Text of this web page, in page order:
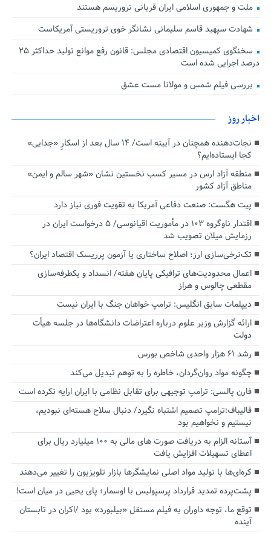
ملت و جمهوری اسلامی ایران قربانی تروریسم هستند
شهادت سپهبد قاسم سلیمانی نشانگر خوی تروریستی آمریکاست
سخنگوی کمیسیون اقتصادی مجلس: قانون رفع موانع تولید حداکثر ۲۵
درصد اجرایی شده است
بررسی فیلم شمس و مولانا مست عشق
اخبار روز
نجات‌دهنده‌ همچنان در آیینه است/ ۱۴ سال بعد از اسکارِ «جدایی»
کجا ایستاده‌ایم؟
منطقه آزاد ارس در مسیر کسب نخستین نشان «شهر سالم و ایمن»
مناطق آزاد کشور
پیت هگست: صنعت دفاعی آمریکا به تقویت فوری نیاز دارد
اقتدار ناوگروه ۱۰۳ در مأموریت‌ اقیانوسی/ ۵ درخواست ایران در
رزمایش میلان تصویب شد
تک‌نرخی‌سازی ارز؛ اصلاح ساختاری یا آزمون پرریسک اقتصاد ایران؟
اعمال محدودیت‌های ترافیکی پایان هفته/ انسداد و یکطرفه‌سازی
مقطعی چالوس و هراز
دیپلمات سابق انگلیس:‌ ترامپ خواهان جنگ با ایران نیست
ارائه گزارش وزیر علوم درباره اعتراضات دانشگاه‌ها در جلسه هیأت
دولت
رشد ۶۱ هزار واحدی شاخص بورس
چگونه مواد روان‌گردان، خاطره را به توهم تبدیل می‌کند
فارن پالسی: ترامپ توجیهی برای تقابل نظامی با ایران ارایه نکرده است
قالیباف:ترامپ تصمیم اشتباه نگیرد/ دنبال سلاح هسته‌ای نبودیم،
نیستیم و نخواهیم بود
آستانه الزام به دریافت صورت های مالی به ۱۰۰ میلیارد ریال برای
اعطای تسهیلات افزایش یافت
کره‌ای‌ها با تولید مواد اصلی نمایشگرها بازار تلویزیون را تغییر می‌دهند
پشت‌پرده تمدید قرارداد پرسپولیس با اوسمار؛ پای یحیی در میان است!
توقع ما، توجه داوران به فیلم مستقل «بیلبورد» بود /اکران در تابستان
آینده